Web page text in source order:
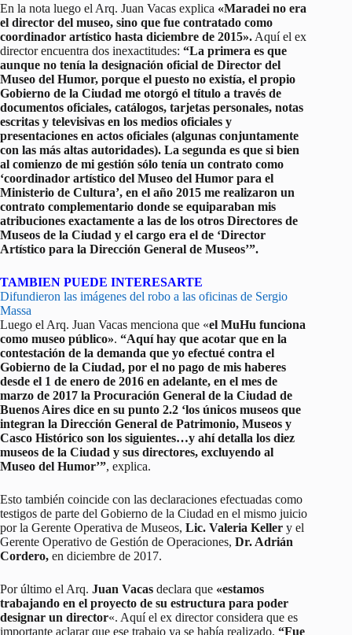
En la nota luego el Arq. Juan Vacas explica «Maradei no era
el director del museo, sino que fue contratado como
coordinador artístico hasta diciembre de 2015». Aquí el ex
director encuentra dos inexactitudes: “La primera es que
aunque no tenía la designación oficial de Director del
Museo del Humor, porque el puesto no existía, el propio
Gobierno de la Ciudad me otorgó el título a través de
documentos oficiales, catálogos, tarjetas personales, notas
escritas y televisivas en los medios oficiales y
presentaciones en actos oficiales (algunas conjuntamente
con las más altas autoridades). La segunda es que si bien
al comienzo de mi gestión sólo tenía un contrato como
‘coordinador artístico del Museo del Humor para el
Ministerio de Cultura’, en el año 2015 me realizaron un
contrato complementario donde se equiparaban mis
atribuciones exactamente a las de los otros Directores de
Museos de la Ciudad y el cargo era el de ‘Director
Artístico para la Dirección General de Museos’”.
TAMBIEN PUEDE INTERESARTE
Difundieron las imágenes del robo a las oficinas de Sergio
Massa
Luego el Arq. Juan Vacas menciona que «el MuHu funciona
como museo público». “Aquí hay que acotar que en la
contestación de la demanda que yo efectué contra el
Gobierno de la Ciudad, por el no pago de mis haberes
desde el 1 de enero de 2016 en adelante, en el mes de
marzo de 2017 la Procuración General de la Ciudad de
Buenos Aires dice en su punto 2.2 ‘los únicos museos que
integran la Dirección General de Patrimonio, Museos y
Casco Histórico son los siguientes…y ahí detalla los diez
museos de la Ciudad y sus directores, excluyendo al
Museo del Humor’”, explica.
Esto también coincide con las declaraciones efectuadas como
testigos de parte del Gobierno de la Ciudad en el mismo juicio
por la Gerente Operativa de Museos, Lic. Valeria Keller y el
Gerente Operativo de Gestión de Operaciones, Dr. Adrián
Cordero, en diciembre de 2017.
Por último el Arq. Juan Vacas declara que «estamos
trabajando en el proyecto de su estructura para poder
designar un director«. Aquí el ex director considera que es
importante aclarar que ese trabajo ya se había realizado. “Fue